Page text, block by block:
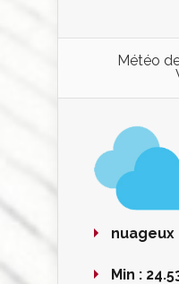
Météo
nuageux
Min :